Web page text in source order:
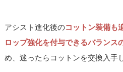
アシスト進化後のコットン装備も
ロップ強化を付与できるバランス
め、迷ったらコットンを交換入手